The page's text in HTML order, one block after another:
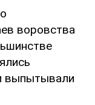
воровства
выпытывали